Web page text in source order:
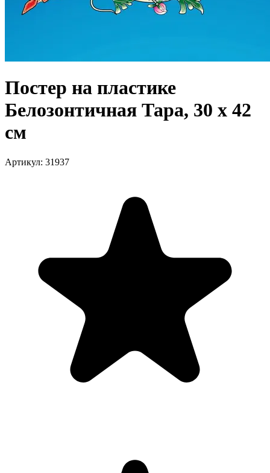
Постер на пластике
Белозонтичная Тара, 30 x 42
см
Артикул: 31937